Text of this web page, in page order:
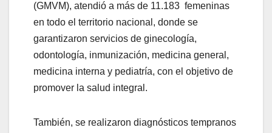
(GMVM), atendió a más de 11.183 femeninas
en todo el territorio nacional, donde se
garantizaron servicios de ginecología,
odontología, inmunización, medicina general,
medicina interna y pediatría, con el objetivo de
promover la salud integral.
También, se realizaron diagnósticos tempranos